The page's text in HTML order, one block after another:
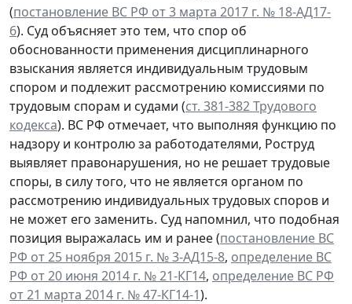
(постановление ВС РФ от 3 марта 2017 г. № 18-АД17-
6). Суд объясняет это тем, что спор об
обоснованности применения дисциплинарного
взыскания является индивидуальным трудовым
спором и подлежит рассмотрению комиссиями по
трудовым спорам и судами (ст. 381-382 Трудового
кодекса). ВС РФ отмечает, что выполняя функцию по
надзору и контролю за работодателями, Роструд
выявляет правонарушения, но не решает трудовые
споры, в силу того, что не является органом по
рассмотрению индивидуальных трудовых споров и
не может его заменить. Суд напомнил, что подобная
позиция выражалась им и ранее (постановление ВС
РФ от 25 ноября 2015 г. № 3-АД15-8, определение ВС
РФ от 20 июня 2014 г. № 21-КГ14, определение ВС РФ
от 21 марта 2014 г. № 47-КГ14-1).